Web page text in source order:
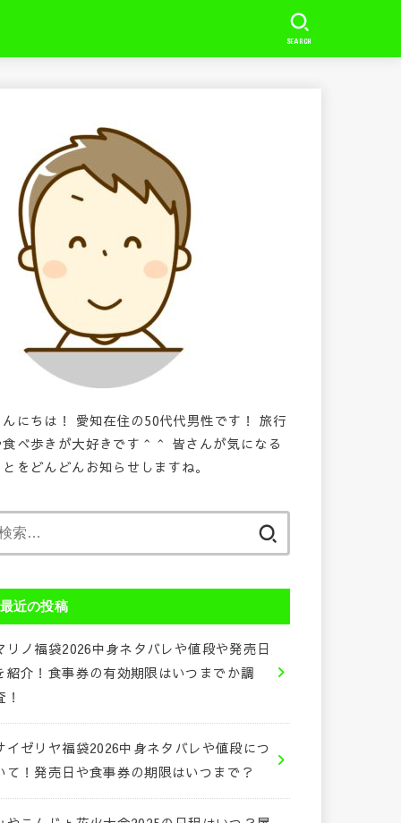
SEARCH
んにちは！ 愛知在住の50代代男性です！ 旅行
食べ歩きが大好きです＾＾ 皆さんが気になる
とをどんどんお知らせしますね。
最近の投稿
リノ福袋2026中身ネタバレや値段や発売日
紹介！食事券の有効期限はいつまでか調
！
イゼリヤ福袋2026中身ネタバレや値段につ
て！発売日や食事券の期限はいつまで？